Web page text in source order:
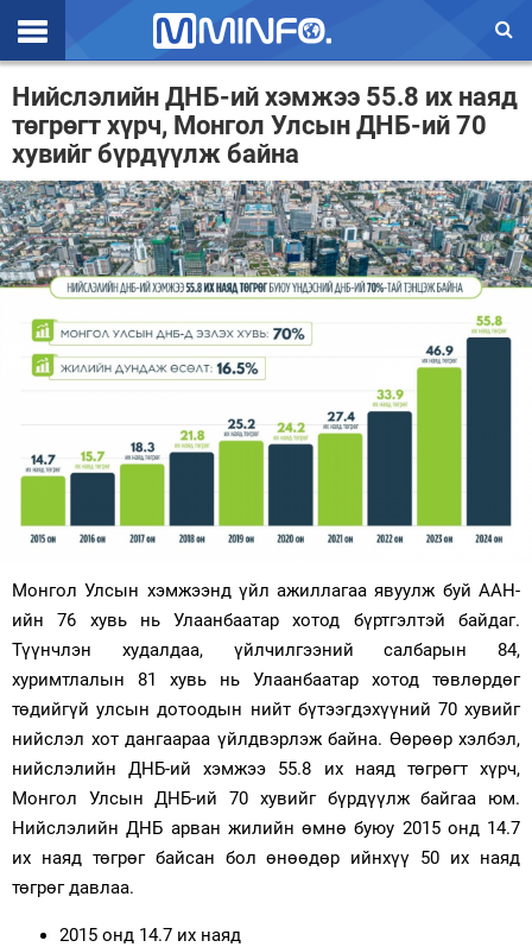
Эхлэл
Цаг агаар
Валют ханш
Улс төр
Эдийн засаг
Үзэл бодол
Спорт
Дэлхий
Энтертайнмэнт
Нийслэлийн ДНБ-ий хэмжээ 55.8 их наяд
төгрөгт хүрч, Монгол Улсын ДНБ-ий 70
хувийг бүрдүүлж байна
Монгол Улсын хэмжээнд үйл ажиллагаа явуулж буй ААН-
ийн 76 хувь нь Улаанбаатар хотод бүртгэлтэй байдаг.
Түүнчлэн худалдаа, үйлчилгээний салбарын 84,
хуримтлалын 81 хувь нь Улаанбаатар хотод төвлөрдөг
төдийгүй улсын дотоодын нийт бүтээгдэхүүний 70 хувийг
нийслэл хот дангаараа үйлдвэрлэж байна. Өөрөөр хэлбэл,
нийслэлийн ДНБ-ий хэмжээ 55.8 их наяд төгрөгт хүрч,
Монгол Улсын ДНБ-ий 70 хувийг бүрдүүлж байгаа юм.
Нийслэлийн ДНБ арван жилийн өмнө буюу 2015 онд 14.7
их наяд төгрөг байсан бол өнөөдөр ийнхүү 50 их наяд
төгрөг давлаа.
2015 онд 14.7 их наяд